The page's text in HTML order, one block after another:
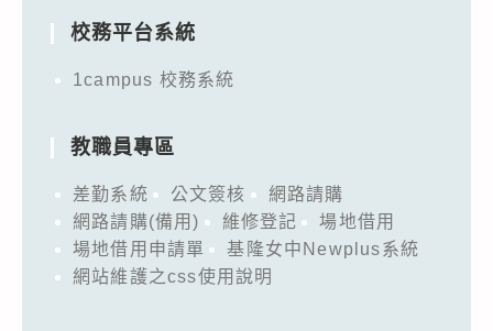
校務平台系統
1campus 校務系統
教職員專區
差勤系統 公文簽核
網路請購
網路請購(備用)
維修登記
場地借用
場地借用申請單
基隆女中Newplus系統
網站維護之css使用說明